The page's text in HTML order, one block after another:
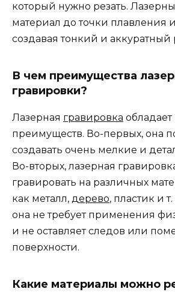
который нужно резать.
материал до точки плавления
создавая тонкий и аккуратный
В чем преимущества
гравировки?
Лазерная гравировка
преимуществ. Во-первых, она
создавать очень мелкие и
Во-вторых, лазерная
гравировать на различных
как металл, дерево, пластик и
она не требует применения
и не оставляет следов или
поверхности.
Какие материалы можно